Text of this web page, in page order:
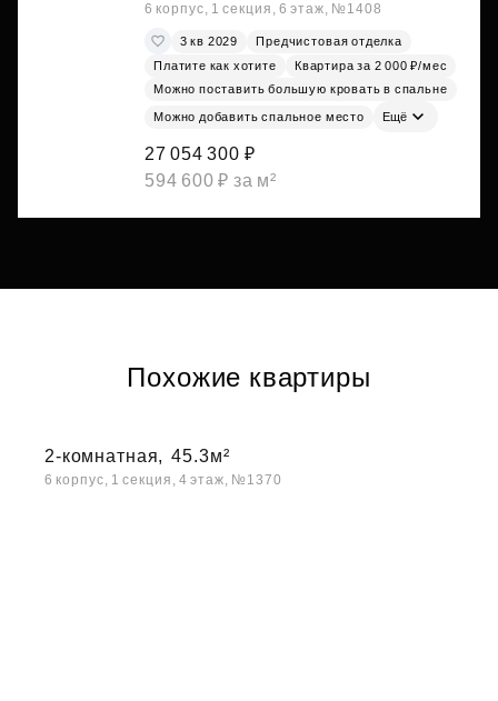
6 корпус, 1 секция, 6 этаж, №1408
3 кв 2029
Предчистовая отделка
Платите как хотите
Квартира за 2 000 ₽/мес
Можно поставить большую кровать в спальне
Можно добавить спальное место Ещё
27 054 300 ₽
594 600 ₽ за м²
Похожие квартиры
2-комнатная, 45.3м²
6 корпус, 1 секция, 4 этаж, №1370